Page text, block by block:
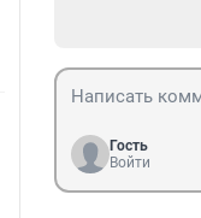
Гость
Войти